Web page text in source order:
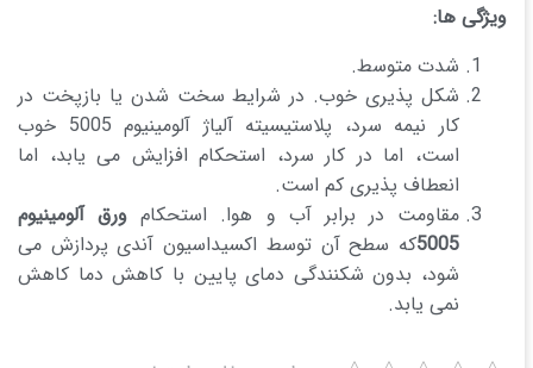
ویژگی ها:
شدت متوسط.
شکل پذیری خوب. در شرایط سخت شدن یا بازپخت در
کار نیمه سرد، پلاستیسیته آلیاژ آلومینیوم 5005 خوب
است، اما در کار سرد، استحکام افزایش می یابد، اما
انعطاف پذیری کم است.
مقاومت در برابر آب و هوا. استحکام ورق آلومینیوم
5005که سطح آن توسط اکسیداسیون آندی پردازش می
شود، بدون شکنندگی دمای پایین با کاهش دما کاهش
نمی یابد.